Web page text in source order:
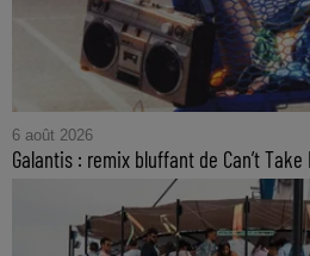
6 août 2026
Galantis : remix bluffant de Can’t